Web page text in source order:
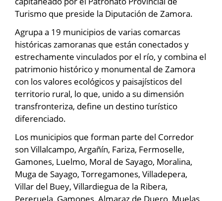
Turismo que preside la Diputación de Zamora.
Agrupa a 19 municipios de varias comarcas
históricas zamoranas que están conectados y
estrechamente vinculados por el río, y combina el
patrimonio histórico y monumental de Zamora
con los valores ecológicos y paisajísticos del
territorio rural, lo que, unido a su dimensión
transfronteriza, define un destino turístico
diferenciado.
Los municipios que forman parte del Corredor
son Villalcampo, Argañín, Fariza, Fermoselle,
Gamones, Luelmo, Moral de Sayago, Moralina,
Muga de Sayago, Torregamones, Villadepera,
Villar del Buey, Villardiegua de la Ribera,